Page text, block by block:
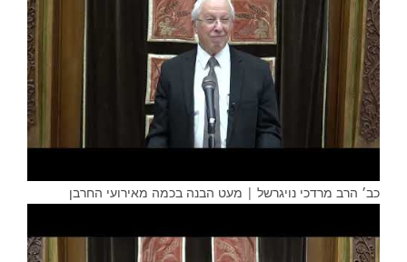
כב׳ הרב מרדכי נויגרשל | מעט הבנה בכמה מאירועי החרבן